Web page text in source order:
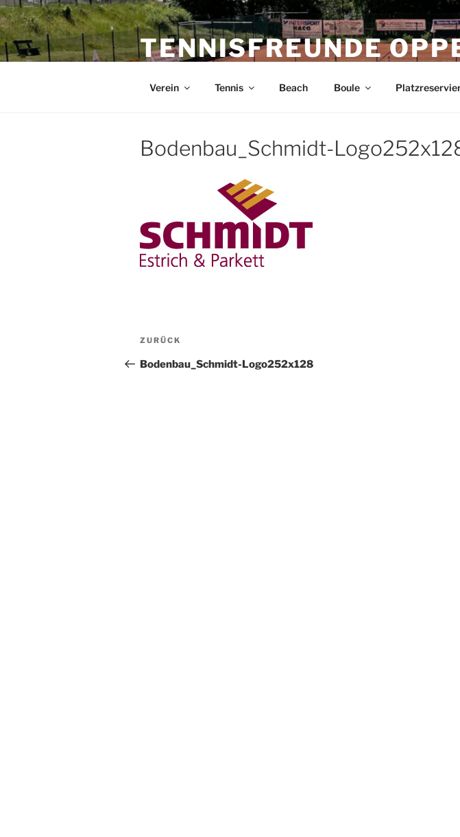
Zum
Inhalt
springen
TENNISFREUNDE
Verein Tennis Beach Boule
Bodenbau_Schmidt-
Beitragsnavigation
Vorheriger
ZURÜCK
Bodenbau_Schmidt-Logo252x128